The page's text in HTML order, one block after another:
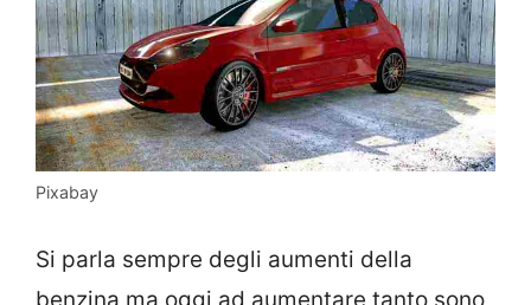
Pixabay
Si parla sempre degli aumenti della